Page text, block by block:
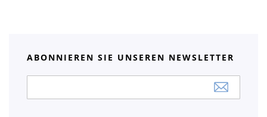
ABONNIEREN SIE UNSEREN NEWSLETTER
Newsletter: